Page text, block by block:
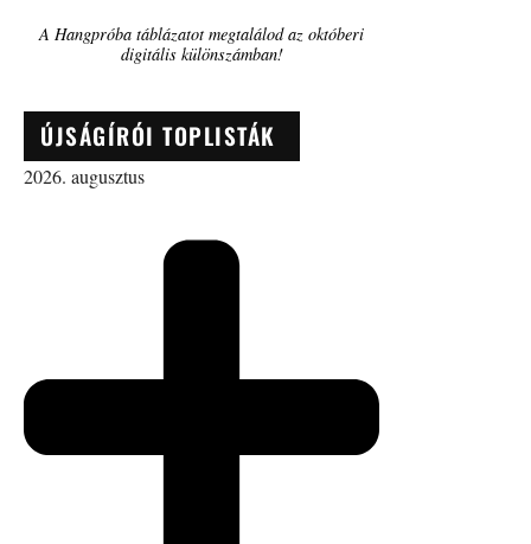
A Hangpróba táblázatot megtalálod az októberi
digitális különszámban!
ÚJSÁGÍRÓI TOPLISTÁK
2026. augusztus